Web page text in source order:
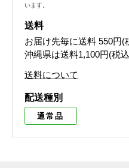
います。
送料
お届け先毎に送料 550円(
沖縄県は送料1,100円(税
送料について
配送種別
通常品